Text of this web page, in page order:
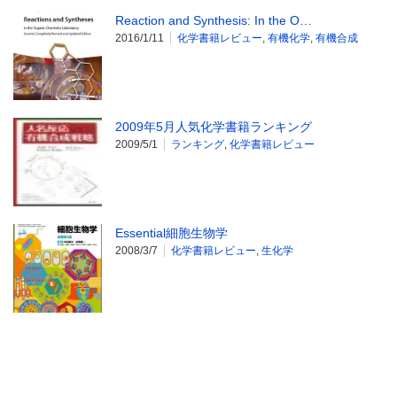
Reaction and Synthesis: In the O…
2016/1/11 化学書籍レビュー, 有機化学, 有機合成
2009年5月人気化学書籍ランキング
2009/5/1 ランキング, 化学書籍レビュー
Essential細胞生物学
2008/3/7 化学書籍レビュー, 生化学